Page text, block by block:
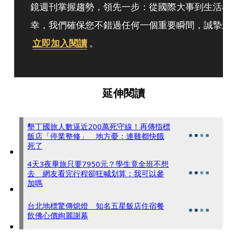
鏡週刊掌握趨勢，領先一步：從國際大事到生活
幸，我們確保您不錯過任何一個重要瞬間，誠摯
立即加入閱讀 。
延伸閱讀
墾丁國旅人數逼近200萬死守線！再傳指標
飯店「停業整修」 地方憂：連雞都快餓
死了
4天3夜畢旅只要7950元？學生竟全班不想
去 網友看完行程卻狂喊划算：我可以參
加嗎
台北地標驚傳熄燈 知名五星飯店住宿餐
飲佛心價絢麗謝幕